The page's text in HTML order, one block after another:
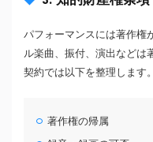
パフォーマンスには著作権
ル楽曲、振付、演出などは
契約では以下を整理します。
著作権の帰属